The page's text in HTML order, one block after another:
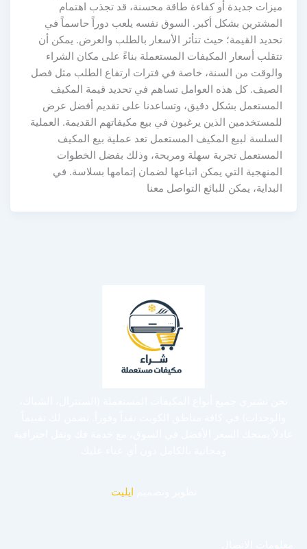
ميزات جديدة أو كفاءة طاقة محسنة، قد تجذب اهتمام
المشترين بشكل أكبر. السوق نفسه يلعب دوراً حاسماً في
تحديد القيمة؛ حيث تتأثر الأسعار بالطلب والعرض. يمكن أن
تتقلب أسعار المكيفات المستعملة بناءً على مكان الشراء
والوقت من السنة، خاصة في فترات ارتفاع الطلب مثل فصل
الصيف. كل هذه العوامل تساهم في تحديد قيمة المكيف
المستعمل بشكل دقيق، وتساعدنا على تقديم أفضل عرض
للمستخدمين الذين يرغبون في بيع مكيفاتهم القديمة. العملية
السلسة لبيع المكيف المستعمل تعد عملية بيع المكيف
المستعمل تجربة سهلة ومريحة، وذلك بفضل الخطوات
المنهجية التي يمكن اتباعها لضمان إتمامها بسلاسة. في
البداية، يمكن للبائع التواصل معنا
ايليت